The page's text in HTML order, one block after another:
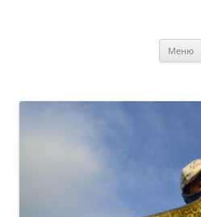
Меню